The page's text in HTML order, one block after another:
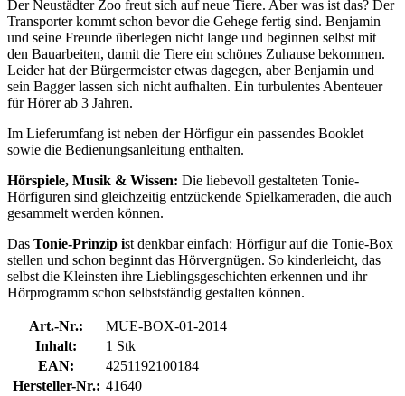
Der Neustädter Zoo freut sich auf neue Tiere. Aber was ist das? Der
Transporter kommt schon bevor die Gehege fertig sind. Benjamin
und seine Freunde überlegen nicht lange und beginnen selbst mit
den Bauarbeiten, damit die Tiere ein schönes Zuhause bekommen.
Leider hat der Bürgermeister etwas dagegen, aber Benjamin und
sein Bagger lassen sich nicht aufhalten. Ein turbulentes Abenteuer
für Hörer ab 3 Jahren.
Im Lieferumfang ist neben der Hörfigur ein passendes Booklet
sowie die Bedienungsanleitung enthalten.
Hörspiele, Musik & Wissen: Die liebevoll gestalteten Tonie-
Hörfiguren sind gleichzeitig entzückende Spielkameraden, die auch
gesammelt werden können.
Das Tonie-Prinzip ist denkbar einfach: Hörfigur auf die Tonie-Box
stellen und schon beginnt das Hörvergnügen. So kinderleicht, das
selbst die Kleinsten ihre Lieblingsgeschichten erkennen und ihr
Hörprogramm schon selbstständig gestalten können.
Art.-Nr.:
MUE-BOX-01-2014
Inhalt:
1 Stk
EAN:
4251192100184
Hersteller-Nr.: 41640